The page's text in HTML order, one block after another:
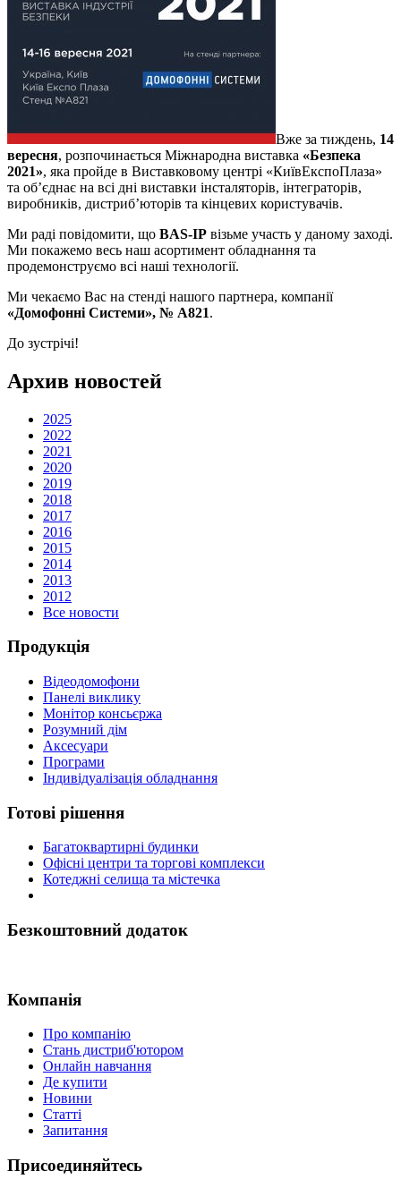
Вже за тиждень, 14
вересня, розпочинається Міжнародна виставка «Безпека
2021», яка пройде в Виставковому центрі «КиївЕкспоПлаза»
та об’єднає на всі дні виставки інсталяторів, інтеграторів,
виробників, дистриб’юторів та кінцевих користувачів.
Ми раді повідомити, що BAS-IP візьме участь у даному заході.
Ми покажемо весь наш асортимент обладнання та
продемонструємо всі наші технології.
Ми чекаємо Вас на стенді нашого партнера, компанії
«Домофонні Системи», № А821.
До зустрічі!
Архив новостей
2025
2022
2021
2020
2019
2018
2017
2016
2015
2014
2013
2012
Все новости
Продукція
Відеодомофони
Панелі виклику
Монітор консьєржа
Розумний дім
Аксесуари
Програми
Індивідуалізація обладнання
Готові рішення
Багатоквартирні будинки
Офісні центри та торгові комплекси
Котеджні селища та містечка
Безкоштовний додаток
Компанія
Про компанію
Стань дистриб'ютором
Онлайн навчання
Де купити
Новини
Статті
Запитання
Присоединяйтесь